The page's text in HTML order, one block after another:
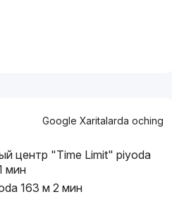
Google Xaritalarda oching
центр "Time Limit" piyoda
мин
163 м 2 мин